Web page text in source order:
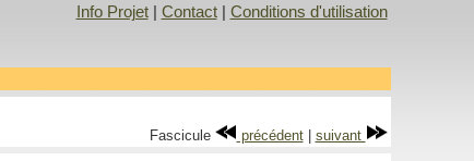
Info Projet| Contact| Conditions d'utilisation
Fascicule précédent| suivant